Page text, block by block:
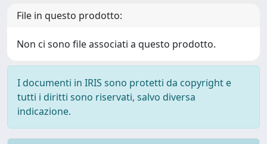
File in questo prodotto:
Non ci sono file associati a questo prodotto.
I documenti in IRIS sono protetti da copyright e
tutti i diritti sono riservati, salvo diversa
indicazione.